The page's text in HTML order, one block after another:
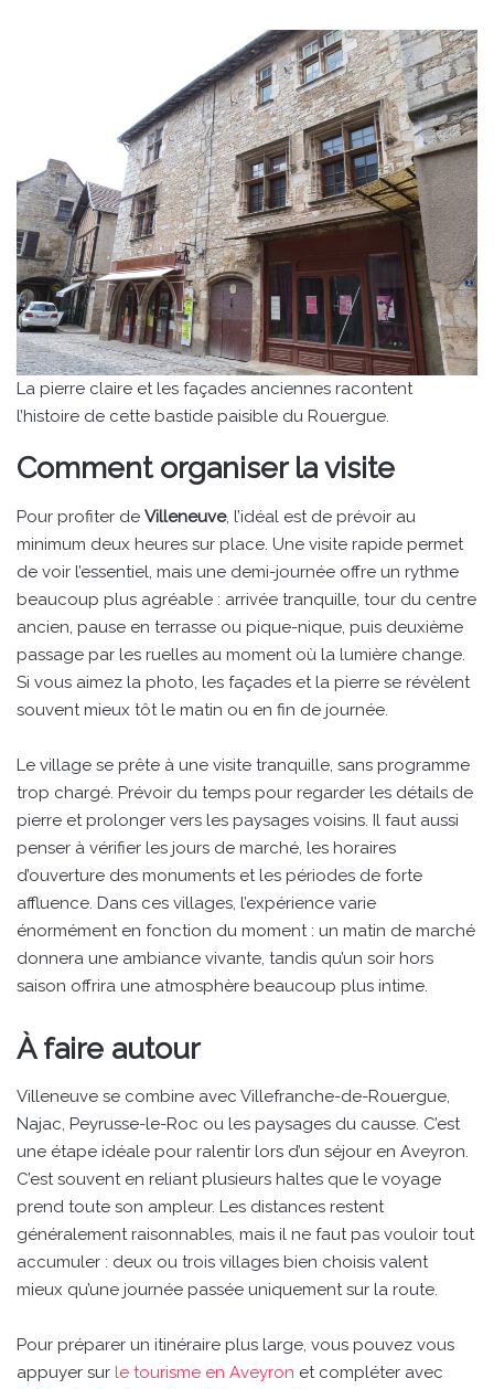
La pierre claire et les façades anciennes racontent
l’histoire de cette bastide paisible du Rouergue.
Comment organiser la visite
Pour profiter de Villeneuve, l’idéal est de prévoir au
minimum deux heures sur place. Une visite rapide permet
de voir l’essentiel, mais une demi-journée offre un rythme
beaucoup plus agréable : arrivée tranquille, tour du centre
ancien, pause en terrasse ou pique-nique, puis deuxième
passage par les ruelles au moment où la lumière change.
Si vous aimez la photo, les façades et la pierre se révèlent
souvent mieux tôt le matin ou en fin de journée.
Le village se prête à une visite tranquille, sans programme
trop chargé. Prévoir du temps pour regarder les détails de
pierre et prolonger vers les paysages voisins. Il faut aussi
penser à vérifier les jours de marché, les horaires
d’ouverture des monuments et les périodes de forte
affluence. Dans ces villages, l’expérience varie
énormément en fonction du moment : un matin de marché
donnera une ambiance vivante, tandis qu’un soir hors
saison offrira une atmosphère beaucoup plus intime.
À faire autour
Villeneuve se combine avec Villefranche-de-Rouergue,
Najac, Peyrusse-le-Roc ou les paysages du causse. C’est
une étape idéale pour ralentir lors d’un séjour en Aveyron.
C’est souvent en reliant plusieurs haltes que le voyage
prend toute son ampleur. Les distances restent
généralement raisonnables, mais il ne faut pas vouloir tout
accumuler : deux ou trois villages bien choisis valent
mieux qu’une journée passée uniquement sur la route.
Pour préparer un itinéraire plus large, vous pouvez vous
appuyer sur le tourisme en Aveyron et compléter avec